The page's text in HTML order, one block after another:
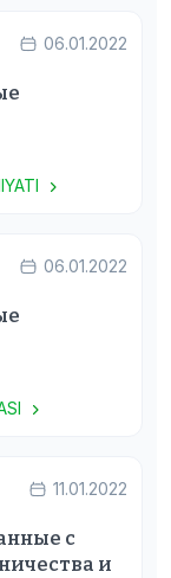
06.01.2022
06.01.2022
11.01.2022
с
и